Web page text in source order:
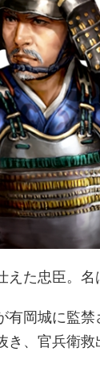
た忠臣。名
有岡城に監
き、官兵衛